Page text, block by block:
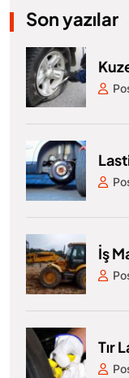
Son yazılar
İş
Tır